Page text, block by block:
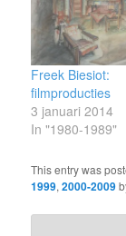
Freek Biesiot:
filmproducties
3 januari 2014
In "1980-1989"
This entry was
1999,2000-2009